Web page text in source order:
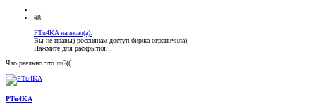
#8
PTu4KA написал(а):
Вы не правы) россиянам доступ биржа ограничила)
Нажмите для раскрытия...
Что реально что ли?((
PTu4KA